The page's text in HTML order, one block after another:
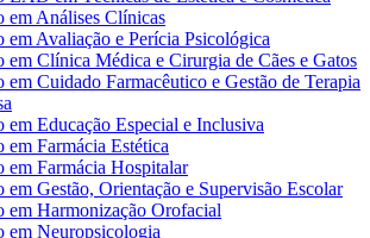
em Análises Clínicas
em Avaliação e Perícia Psicológica
em Clínica Médica e Cirurgia de Cães e Gatos
em Cuidado Farmacêutico e Gestão de Terapia
em Educação Especial e Inclusiva
em Farmácia Estética
em Farmácia Hospitalar
em Gestão, Orientação e Supervisão Escolar
em Harmonização Orofacial
em Neuropsicologia